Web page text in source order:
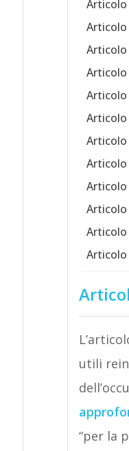
Articolo
Articolo
Articolo
Articolo
Articolo
Articolo
Articolo
Articolo
Articolo
utili
“per la